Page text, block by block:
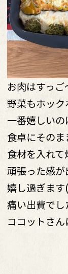
お肉はすっ
野菜もホッ
一番嬉しい
食卓にその
食材を入れて
頑張った感
嬉し過ぎま
痛い出費で
ココットさ